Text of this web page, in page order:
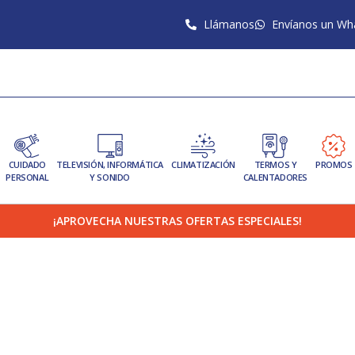
Llámanos Envíanos un
CUIDADO
PERSONAL
TELEVISIÓN, INFORMÁTICA
Y SONIDO
CLIMATIZACIÓN
TERMOS Y
CALENTADORES
PROMOS
¡APROVECHA NUESTRAS OFERTAS ESPECIALES!